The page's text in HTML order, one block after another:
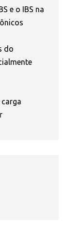
e o IBS na
do